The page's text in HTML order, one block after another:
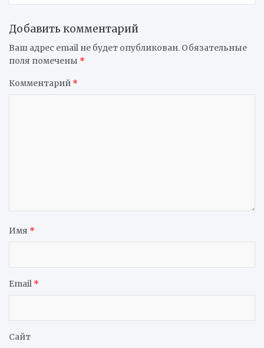
Добавить комментарий
Ваш адрес email не будет опубликован. Обязательные
поля помечены *
Комментарий *
Имя *
Email *
Сайт